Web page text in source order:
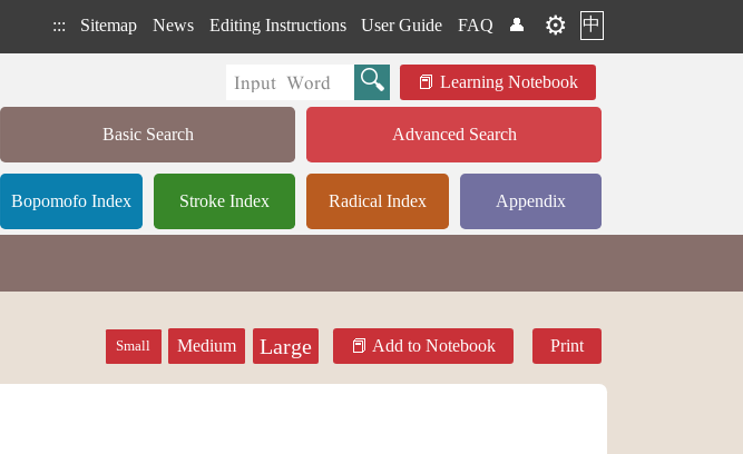
::: Sitemap News Editing Instructions User Guide FAQ 👤 ⚙️ 中
Learning Notebook
Basic Search Advanced Search
Bopomofo Index Stroke Index Radical Index Appendix
Small Medium Large Add to Notebook Print